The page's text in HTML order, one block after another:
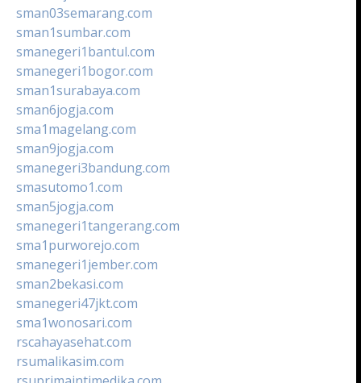
sman03semarang.com
sman1sumbar.com
smanegeri1bantul.com
smanegeri1bogor.com
sman1surabaya.com
sman6jogja.com
sma1magelang.com
sman9jogja.com
smanegeri3bandung.com
smasutomo1.com
sman5jogja.com
smanegeri1tangerang.com
sma1purworejo.com
smanegeri1jember.com
sman2bekasi.com
smanegeri47jkt.com
sma1wonosari.com
rscahayasehat.com
rsumalikasim.com